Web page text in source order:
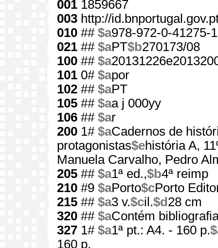
001 1859667
003 http://
010 ## $a978-972-0-41275-1
021 ## $aPT$b270173/08
100 ## $a
101 0# $apor
102 ## $aPT
105 ## $aa j 000yy
106 ## $ar
200 1# $aCadernos de
protagonistas$ehistória A,
Manuela Carvalho, Pedro
205 ## $a1ª ed.,$b4ª reimp
210 #9 $aPorto$cPorto
215 ## $a3 v.$cil.$d 28 cm
320 ## $aContém
327 1# $a1ª pt.: A4. - 160 p.
160 p.